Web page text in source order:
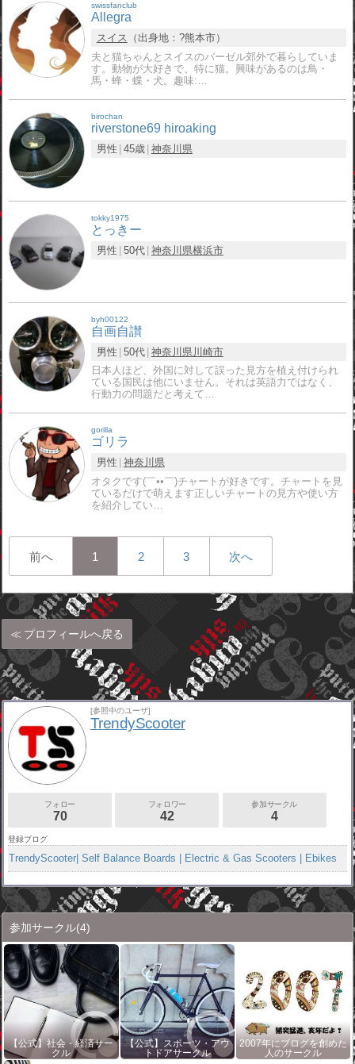
swissfanclub
Allegra
スイス
（出身地：?熊本市）
夫と猫ちゃんとスイスのバーゼル郊外で暮らしていま
す。動物が大好きで、特に猫。興味があるのは鳥・
馬・蜂・蝶・犬。趣味:…
birochan
riverstone69 hiroaking
男性 45歳 神奈川県
tokky1975
とっきー
男性 50代 神奈川県横浜市
byh00122
自画自讃
男性 50代 神奈川県 川崎市
日本人ほど、外国に対して誤った見方を植え付けられ
ている国民は他にいません。それは英語力ではなく、
行動力の問題だと考えて…
gorilla
ゴリラ
男性 神奈川県
オタクです(￣••￣)チャートが好きです。チャートを見
ているだけで萌えます正しいチャートの見方や使い方
を紹介してい…
前へ 1 2 3 次へ
プロフィールへ戻る
[参照中のユーザ]
TrendyScooter
フォロー
70
フォロワー
42
参加サークル
4
登録ブログ
TrendyScooter| Self Balance Boards | Electric & Gas Scooters | Ebikes
参加サークル(4)
【公式】社会・経済サー
クル
【公式】スポーツ・アウ
トドアサークル
2007年にブログを創めた
人のサークル